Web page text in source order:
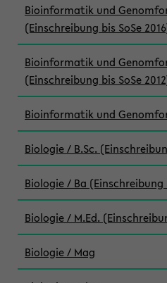
Bioinformatik und
(Einschreibung bis SoSe
Bioinformatik und
(Einschreibung bis SoSe
Bioinformatik und
Biologie / B.Sc.
Biologie / Ba (Einschreibung
Biologie / M.Ed.
Biologie / Mag